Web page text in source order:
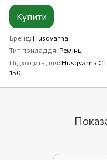
Купити
Бренд Husqvarna
Тип приладдя Ремінь
Підходить для Husqvarna
150